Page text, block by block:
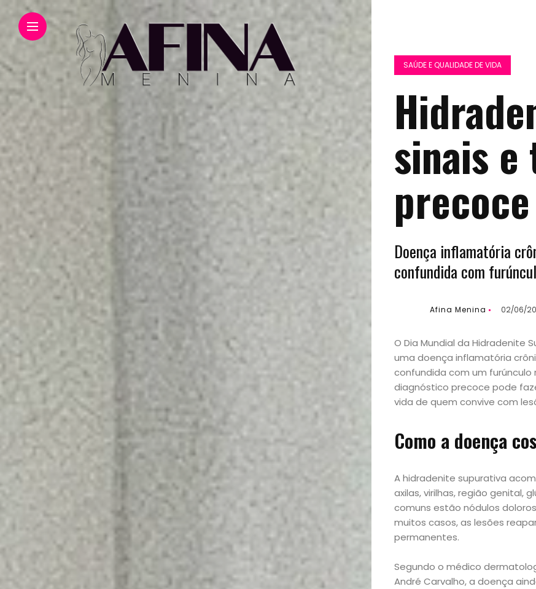
SAÚDE E QUALIDADE DE VIDA
sinais
precoce
Doença inflamatória
confundida com
Afina Menina 02/06/
O Dia Mundial da Hidradenite
uma doença inflamatória
confundida com um
diagnóstico precoce pode
vida de quem convive com
Como a doença
A hidradenite supurativa
axilas, virilhas, região genital,
comuns estão nódulos
muitos casos, as lesões
permanentes.
Segundo o médico
André Carvalho, a doença